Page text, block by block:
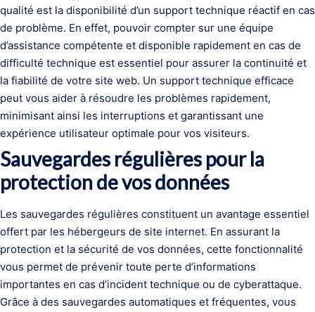
qualité est la disponibilité d’un support technique réactif en cas
de problème. En effet, pouvoir compter sur une équipe
d’assistance compétente et disponible rapidement en cas de
difficulté technique est essentiel pour assurer la continuité et
la fiabilité de votre site web. Un support technique efficace
peut vous aider à résoudre les problèmes rapidement,
minimisant ainsi les interruptions et garantissant une
expérience utilisateur optimale pour vos visiteurs.
Sauvegardes régulières pour la
protection de vos données
Les sauvegardes régulières constituent un avantage essentiel
offert par les hébergeurs de site internet. En assurant la
protection et la sécurité de vos données, cette fonctionnalité
vous permet de prévenir toute perte d’informations
importantes en cas d’incident technique ou de cyberattaque.
Grâce à des sauvegardes automatiques et fréquentes, vous